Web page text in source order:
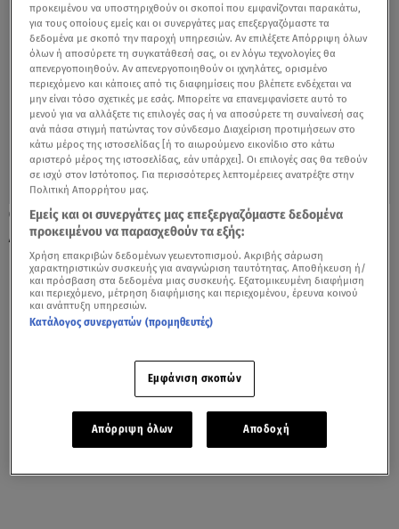
17.01.22, 15:22
Αλέκος Φασιανός: Τα παιδικά χρόνια στην
Πλάκα, το έργο και η οικογένειά του
προκειμένου να υποστηριχθούν οι σκοποί που εμφανίζονται παρακάτω,
για τους οποίους εμείς και οι συνεργάτες μας επεξεργαζόμαστε τα
δεδομένα με σκοπό την παροχή υπηρεσιών. Αν επιλέξετε Απόρριψη όλων
όλων ή αποσύρετε τη συγκατάθεσή σας, οι εν λόγω τεχνολογίες θα
απενεργοποιηθούν. Αν απενεργοποιηθούν οι ιχνηλάτες, ορισμένο
περιεχόμενο και κάποιες από τις διαφημίσεις που βλέπετε ενδέχεται να
μην είναι τόσο σχετικές με εσάς. Μπορείτε να επανεμφανίσετε αυτό το
μενού για να αλλάξετε τις επιλογές σας ή να αποσύρετε τη συναίνεσή σας
ανά πάσα στιγμή πατώντας τον σύνδεσμο Διαχείριση προτιμήσεων στο
κάτω μέρος της ιστοσελίδας [ή το αιωρούμενο εικονίδιο στο κάτω
αριστερό μέρος της ιστοσελίδας, εάν υπάρχει]. Οι επιλογές σας θα τεθούν
σε ισχύ στον Ιστότοπος. Για περισσότερες λεπτομέρειες ανατρέξτε στην
Πολιτική Απορρήτου μας.
Εμείς και οι συνεργάτες μας επεξεργαζόμαστε δεδομένα
προκειμένου να παρασχεθούν τα εξής:
Χρήση επακριβών δεδομένων γεωεντοπισμού. Ακριβής σάρωση
χαρακτηριστικών συσκευής για αναγνώριση ταυτότητας. Αποθήκευση ή/
και πρόσβαση στα δεδομένα μιας συσκευής. Εξατομικευμένη διαφήμιση
και περιεχόμενο, μέτρηση διαφήμισης και περιεχομένου, έρευνα κοινού
και ανάπτυξη υπηρεσιών.
Κατάλογος συνεργατών (προμηθευτές)
Εμφάνιση σκοπών
Απόρριψη όλων Αποδοχή